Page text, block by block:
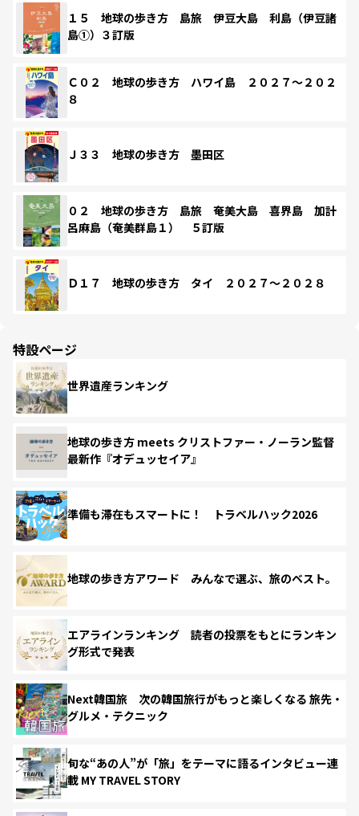
１５ 地球の歩き方 島旅 伊豆大島 利島（伊豆諸
島①）３訂版
Ｃ０２ 地球の歩き方 ハワイ島 ２０２７～２０２
８
Ｊ３３ 地球の歩き方 墨田区
０２ 地球の歩き方 島旅 奄美大島 喜界島 加計
呂麻島（奄美群島１） ５訂版
Ｄ１７ 地球の歩き方 タイ ２０２７～２０２８
特設ページ
世界遺産ランキング
地球の歩き方 meets クリストファー・ノーラン監督
最新作『オデュッセイア』
準備も滞在もスマートに！ トラベルハック2026
地球の歩き方アワード みんなで選ぶ、旅のベスト。
エアラインランキング 読者の投票をもとにランキン
グ形式で発表
Next韓国旅 次の韓国旅行がもっと楽しくなる 旅先・
グルメ・テクニック
旬な“あの人”が「旅」をテーマに語るインタビュー連
載 MY TRAVEL STORY